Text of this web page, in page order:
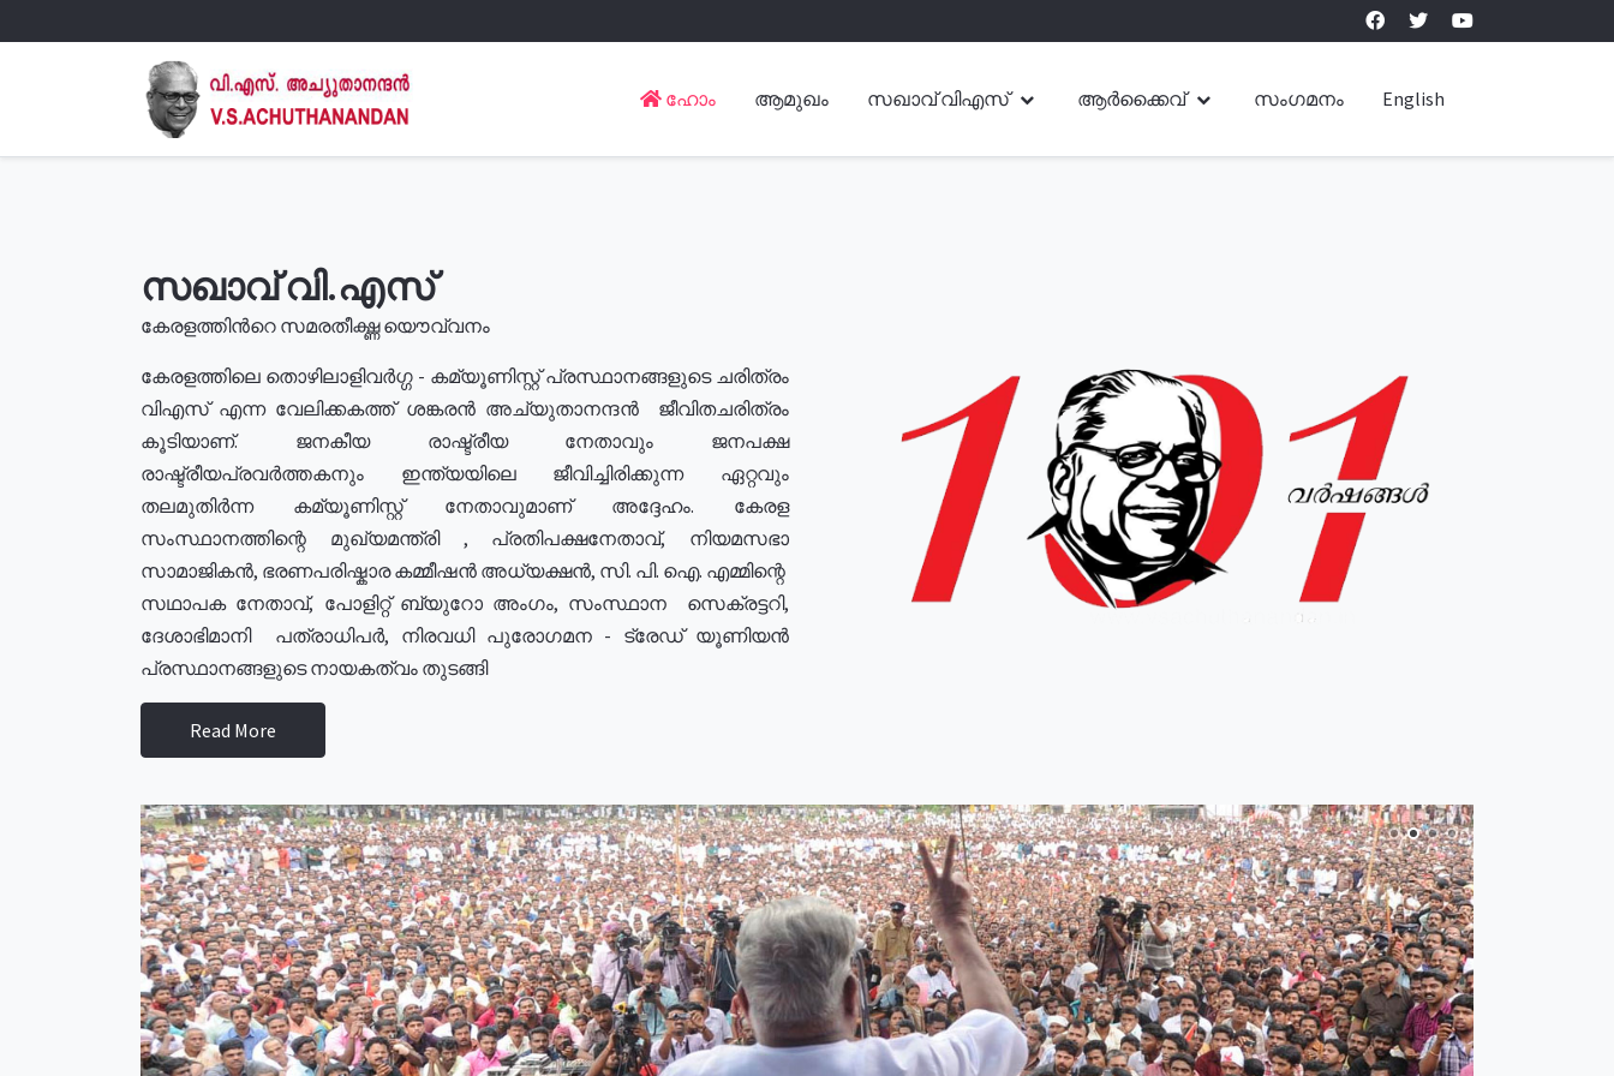
ഹോം ആമുഖം സഖാവ് വിഎസ് ആർക്കൈവ് സംഗമനം English
സഖാവ് വി.എസ്
കേരളത്തിൻറെ സമരതീക്ഷ്ണ യൌവ്വനം
കേരളത്തിലെ തൊഴിലാളിവർഗ്ഗ - കമ്യൂണിസ്റ്റ് പ്രസ്ഥാനങ്ങളുടെ ചരിത്രം
വിഎസ് എന്ന വേലിക്കകത്ത് ശങ്കരൻ അച്യുതാനന്ദൻ ജീവിതചരിത്രം
കൂടിയാണ്. ജനകീയ രാഷ്ട്രീയ നേതാവും ജനപക്ഷ
രാഷ്ട്രീയപ്രവർത്തകനും ഇന്ത്യയിലെ ജീവിച്ചിരിക്കുന്ന ഏറ്റവും
തലമുതിർന്ന കമ്യൂണിസ്റ്റ് നേതാവുമാണ് അദ്ദേഹം. കേരള
സംസ്ഥാനത്തിന്റെ മുഖ്യമന്ത്രി , പ്രതിപക്ഷനേതാവ്, നിയമസഭാ
സാമാജികൻ, ഭരണപരിഷ്കാര കമ്മീഷൻ അധ്യക്ഷൻ, സി. പി. ഐ. എമ്മിന്റെ
സഥാപക നേതാവ്, പോളിറ്റ് ബ്യുറോ അംഗം, സംസ്ഥാന സെക്രട്ടറി,
ദേശാഭിമാനി പത്രാധിപർ, നിരവധി പുരോഗമന - ട്രേഡ് യൂണിയൻ
പ്രസ്ഥാനങ്ങളുടെ നായകത്വം തുടങ്ങി
Read More